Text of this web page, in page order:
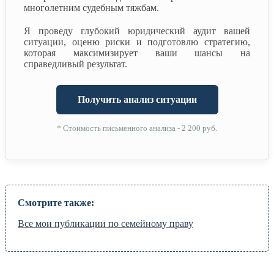
многолетним судебным тяжбам.
Я проведу глубокий юридический аудит вашей
ситуации, оценю риски и подготовлю стратегию,
которая максимизирует ваши шансы на
справедливый результат.
Получить анализ ситуации
* Стоимость письменного анализа - 2 200 руб.
Смотрите также:
Все мои публикации по семейному праву